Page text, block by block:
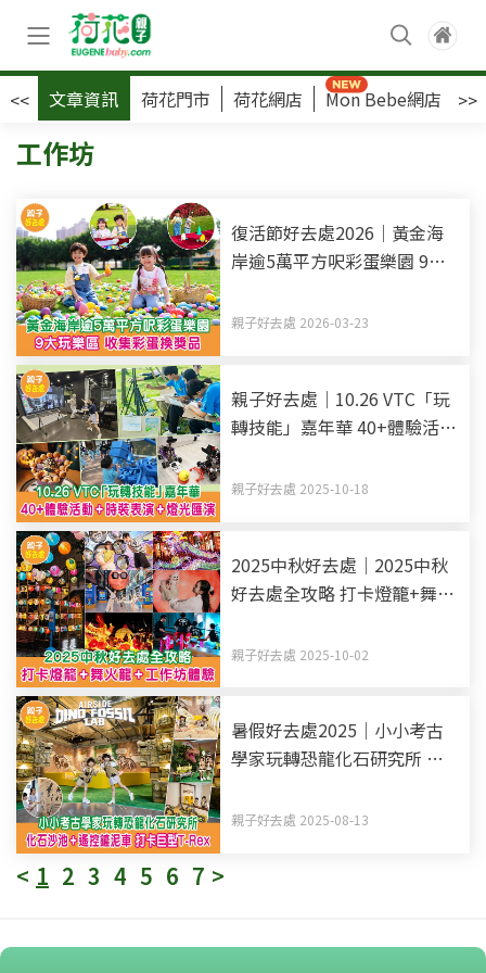
<< 文章資訊 荷花門市 荷花網店 Mon Bebe網店 >>
工作坊
復活節好去處2026｜黃金海
岸逾5萬平方呎彩蛋樂園 9大
親子好去處 2026-03-23
親子好去處｜10.26 VTC「玩
轉技能」嘉年華 40+體驗活動
親子好去處 2025-10-18
2025中秋好去處｜2025中秋
好去處全攻略 打卡燈籠+舞火
親子好去處 2025-10-02
暑假好去處2025｜小小考古
學家玩轉恐龍化石研究所 化
T-Rex
親子好去處 2025-08-13
< 1 2 3 4 5 6 7 >